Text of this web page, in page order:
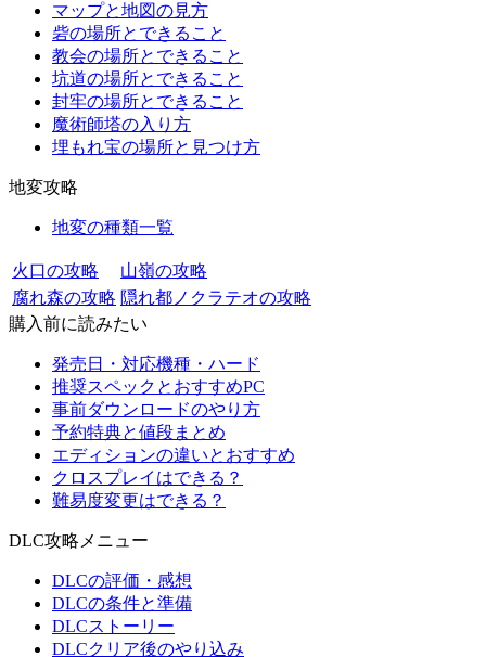
マップと地図の見方
砦の場所とできること
教会の場所とできること
坑道の場所とできること
封牢の場所とできること
魔術師塔の入り方
埋もれ宝の場所と見つけ方
地変攻略
地変の種類一覧
火口の攻略
山嶺の攻略
腐れ森の攻略 隠れ都ノクラテオの攻略
購入前に読みたい
発売日・対応機種・ハード
推奨スペックとおすすめPC
事前ダウンロードのやり方
予約特典と値段まとめ
エディションの違いとおすすめ
クロスプレイはできる？
難易度変更はできる？
DLC攻略メニュー
DLCの評価・感想
DLCの条件と準備
DLCストーリー
DLCクリア後のやり込み